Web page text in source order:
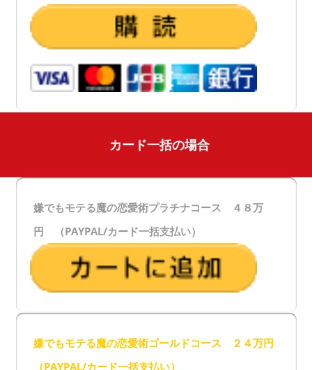
カード一括の場合
嫌でもモテる魔の恋愛術プラチナコース ４８万
円 （PAYPAL/カード一括支払い）
嫌でもモテる魔の恋愛術ゴールドコース ２４万円
（PAYPAL/カード一括支払い）